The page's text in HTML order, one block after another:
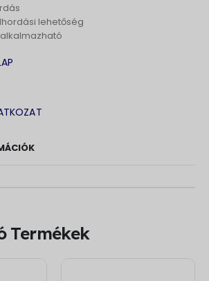
lehetőség
Termékek